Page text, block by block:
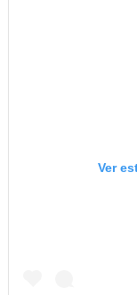
Ver